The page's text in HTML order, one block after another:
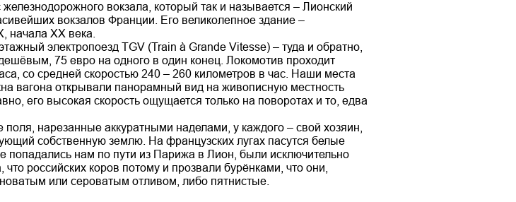
вокзала, который так и называется – Лионский
вокзалов Франции. Его великолепное здание –
начала ХХ века.
электропоезд TGV (Train à Grande Vitesse) – туда и обратно,
75 евро на одного в один конец. Локомотив проходит
со средней скоростью 240 – 260 километров в час. Наши места
вагона открывали панорамный вид на живописную местность
его высокая скорость ощущается только на поворотах и то, едва
нарезанные аккуратными наделами, у каждого – свой хозяин,
собственную землю. На французских лугах пасутся белые
попадались нам по пути из Парижа в Лион, были исключительно
российских коров потому и прозвали бурёнками, что они,
или сероватым отливом, либо пятнистые.